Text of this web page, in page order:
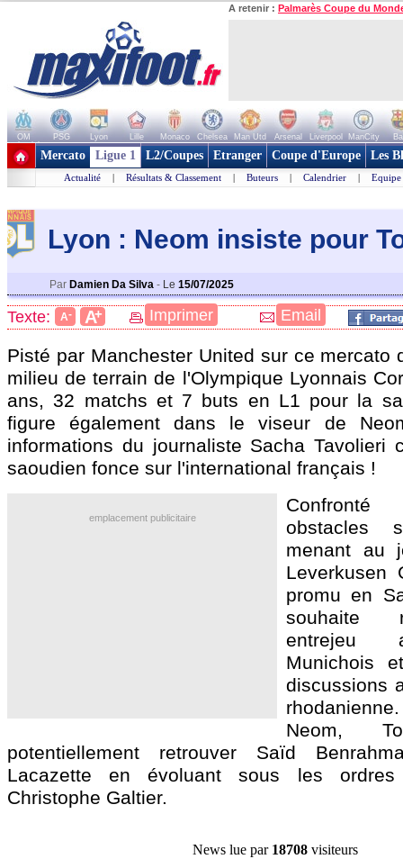
A retenir : Palmarès Coupe du
OM PSG Lyon Lille Monaco Chelsea Man Utd Arsenal Liverpool ManCity
+ de clubs
Mercato Ligue 1 L2/Coupes Etranger Coupe d'Europe Les
Actualité | Résultats & Classement | Buteurs | Calendrier | Equipe
Lyon : Neom insiste pour
Par Damien Da Silva - Le 15/07/2025
Texte: A- A+ Imprimer Email
Pisté par Manchester United sur ce mercato
milieu de terrain de l'Olympique Lyonnais
ans, 32 matchs et 7 buts en L1 pour la
figure également dans le viseur de
informations du journaliste Sacha Tavolieri
saoudien fonce sur l'international français !
emplacement publicitaire
obstacles
menant au
Leverkusen
promu en
souhaite
entrejeu
Munichois
discussions
Neom,
potentiellement retrouver Saïd
Lacazette en évoluant sous les ordres
Christophe Galtier.
News lue par 18708 visiteurs